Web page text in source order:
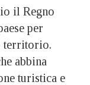
il Regno
per
territorio.
abbina
turistica e